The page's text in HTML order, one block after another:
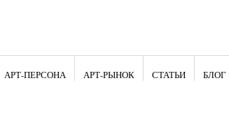
АРТ-ПЕРСОНА АРТ-РЫНОК СТАТЬИ БЛОГ